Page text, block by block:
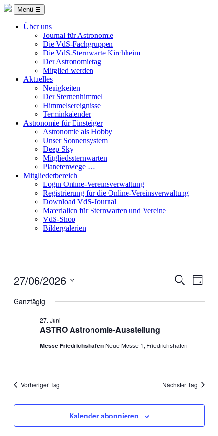
Menü ☰
Über uns
Journal für Astronomie
Die VdS-Fachgruppen
Die VdS-Sternwarte Kirchheim
Der Astronomietag
Mitglied werden
Aktuelles
Neuigkeiten
Der Sternenhimmel
Himmelsereignisse
Terminkalender
Astronomie für Einsteiger
Astronomie als Hobby
Unser Sonnensystem
Deep Sky
Mitgliedssternwarten
Planetenwege …
Mitgliederbereich
Login Online-Vereinsverwaltung
Registrierung für die Online-Vereinsverwaltung
Download VdS-Journal
Materialien für Sternwarten und Vereine
VdS-Shop
Bildergalerien
Veranstaltungen
27.
und
Suche
Tag
27/06/2026
wählen.
Ganztägig
ASTRO Astronomie-Ausstellung
27. Juni
Messe Friedrichshafen Neue Messe 1, Friedrichshafen
Vorheriger Tag Nächster Tag
Kalender abonnieren